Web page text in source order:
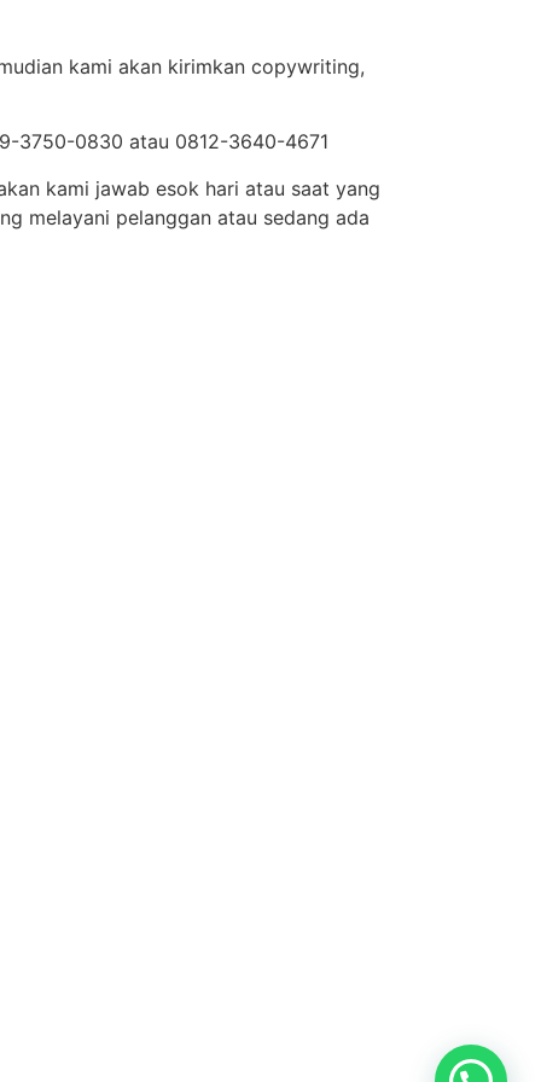
kami akan kirimkan copywriting,
3750-0830 atau 0812-3640-4671
kami jawab esok hari atau saat yang
melayani pelanggan atau sedang ada